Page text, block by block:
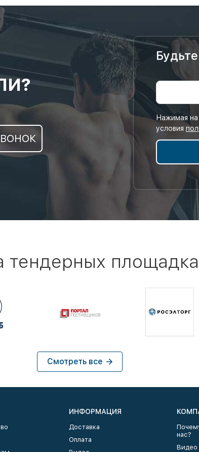
Нажимая
условия
тендерных
Смотреть все
ИНФОРМАЦИЯ
Доставка
Оплата
нас?
Видео